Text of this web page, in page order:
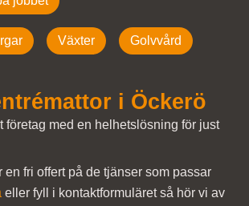
Växter Golvvård
i Öckerö
företag med en helhetslösning för just
en fri offert på de tjänser som passar
eller fyll i kontaktformuläret så hör vi av